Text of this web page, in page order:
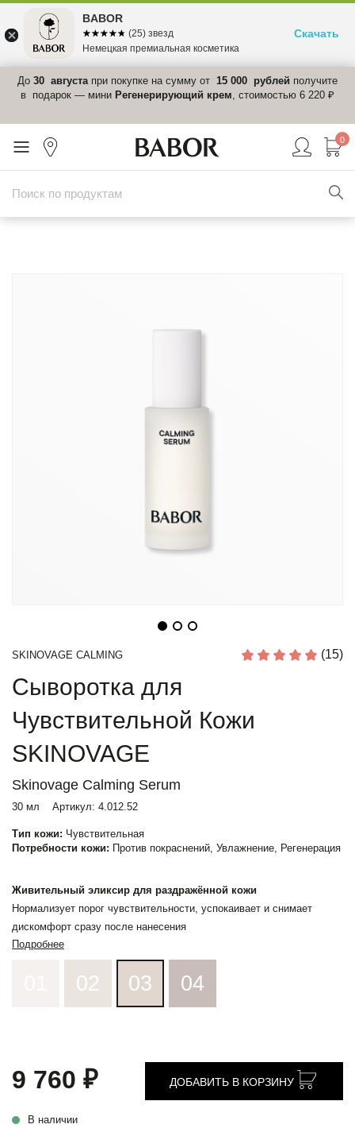
До 30 августапри покупке на сумму от 15 000 рублей получите
в подарок — мини Регенерирующий крем, стоимостью 6 220 ₽
0
SKINOVAGE CALMING (15)
Сыворотка для
Чувствительной Кожи
SKINOVAGE
Skinovage Calming Serum
30 мл Артикул: 4.012.52
Тип кожи: Чувствительная
Потребности кожи: Против покраснений, Увлажнение, Регенерация
Живительный эликсир для раздражённой кожи
Нормализует порог чувствительности, успокаивает и снимает
дискомфорт сразу после нанесения
Подробнее
02 03 04
9 760 ₽
В наличии
ДОБАВИТЬ В КОРЗИНУ
BABOR
☆☆☆☆☆
★★★★★ (25) звезд
Немецкая премиальная косметика
Скачать